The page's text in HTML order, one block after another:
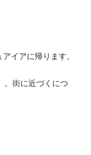
イアに帰ります。
。街に近づくにつ